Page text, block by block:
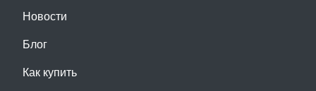
Новости
Блог
Как купить